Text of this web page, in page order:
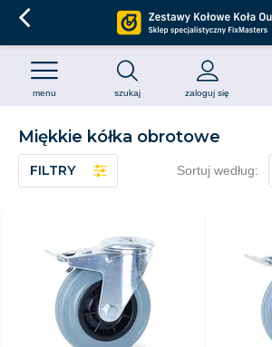
szukaj zaloguj się
menu
Miękkie kółka obrotowe
FILTRY Sortuj według: